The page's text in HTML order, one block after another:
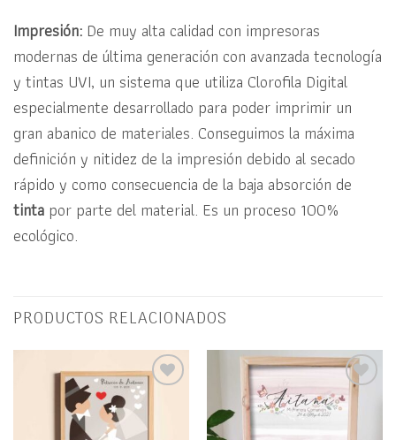
Impresión: De muy alta calidad con impresoras
modernas de última generación con avanzada tecnología
y tintas UVI, un sistema que utiliza Clorofila Digital
especialmente desarrollado para poder imprimir un
gran abanico de materiales. Conseguimos la máxima
definición y nitidez de la impresión debido al secado
rápido y como consecuencia de la baja absorción de
tinta por parte del material. Es un proceso 100%
ecológico.
PRODUCTOS RELACIONADOS
Añadir